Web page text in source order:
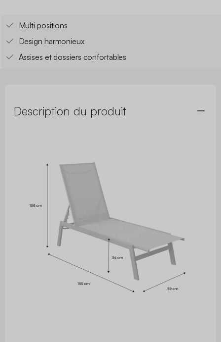
Multi positions
Design harmonieux
Assises et dossiers confortables
Description du produit